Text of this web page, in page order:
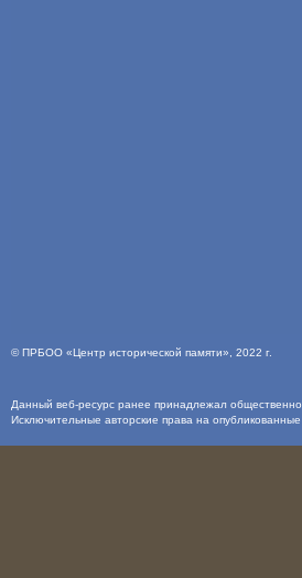
©ПРБОО «Центр исторической памяти» , 2022 г.
Данный веб-ресурс ранее принадлежал
Исключительные авторские права на